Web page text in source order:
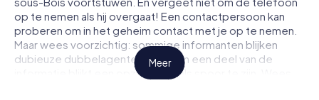
op te nemen als hij overgaat! Een contactpersoon kan
proberen om in het geheim contact met je op te nemen.
Maar wees voorzichtig: sommige informanten blijken
dubieuze dubbelagenten te zijn en een deel van de
informatie blijkt een opzettelijk vals spoor te zijn. Wees
Meer